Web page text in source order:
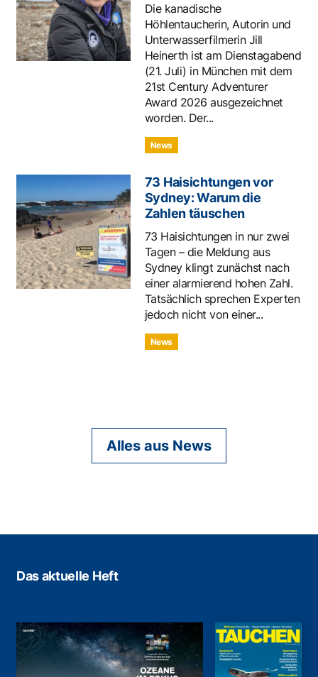
Die kanadische
Höhlentaucherin, Autorin und
Unterwasserfilmerin Jill
Heinerth ist am Dienstagabend
(21. Juli) in München mit dem
21st Century Adventurer
Award 2026 ausgezeichnet
worden. Der...
News
73 Haisichtungen vor
Sydney: Warum die
Zahlen täuschen
73 Haisichtungen in nur zwei
Tagen – die Meldung aus
Sydney klingt zunächst nach
einer alarmierend hohen Zahl.
Tatsächlich sprechen Experten
jedoch nicht von einer...
News
Alles aus News
Das aktuelle Heft